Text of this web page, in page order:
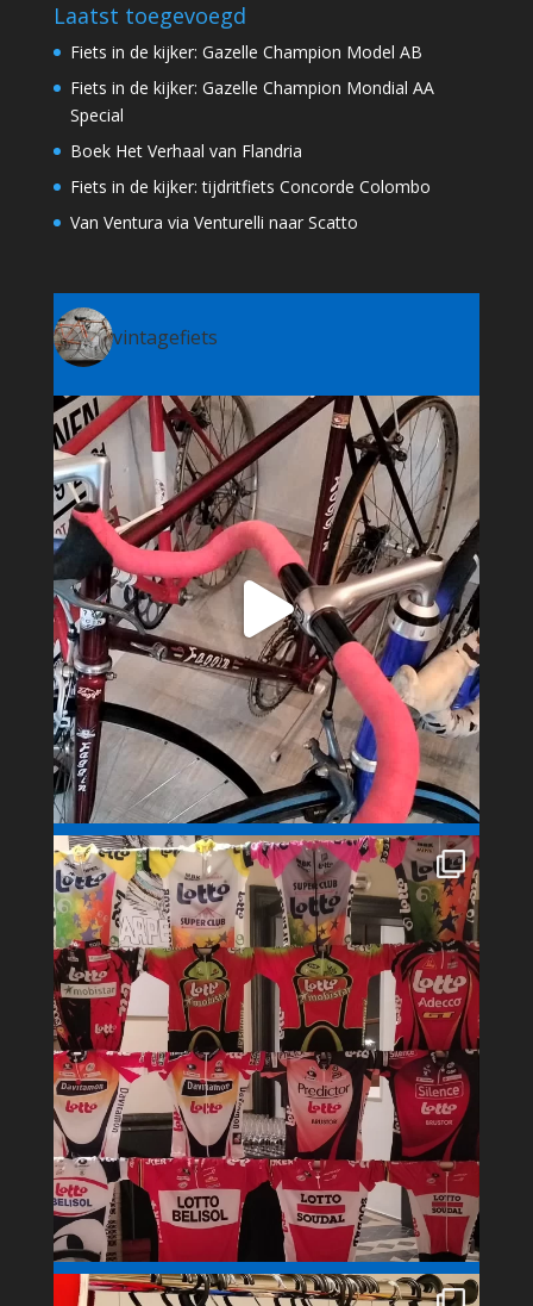
Laatst toegevoegd
Fiets in de kijker: Gazelle Champion Model AB
Fiets in de kijker: Gazelle Champion Mondial AA
Special
Boek Het Verhaal van Flandria
Fiets in de kijker: tijdritfiets Concorde Colombo
Van Ventura via Venturelli naar Scatto
vintagefiets